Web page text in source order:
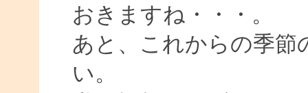
おきますね・・・。
あと、これからの季節
い。